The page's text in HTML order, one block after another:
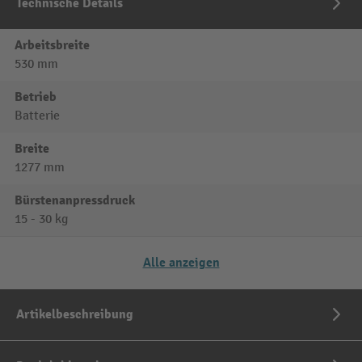
Technische Details
Arbeitsbreite
530 mm
Betrieb
Batterie
Breite
1277 mm
Bürstenanpressdruck
15 - 30 kg
Alle anzeigen
Artikelbeschreibung